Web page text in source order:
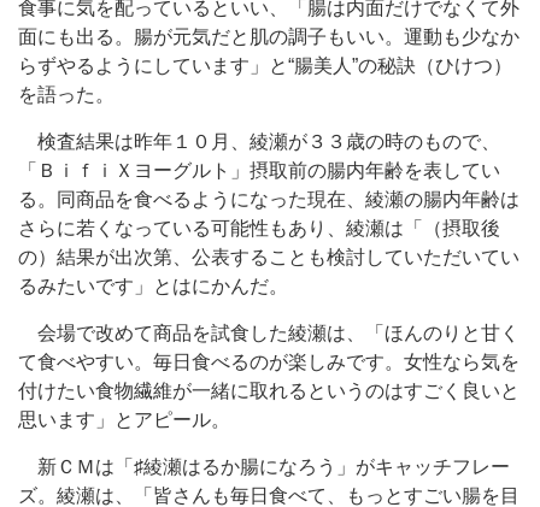
食事に気を配っているといい、「腸は内面だけでなくて外
面にも出る。腸が元気だと肌の調子もいい。運動も少なか
らずやるようにしています」と“腸美人”の秘訣（ひけつ）
を語った。
検査結果は昨年１０月、綾瀬が３３歳の時のもので、
「ＢｉｆｉＸヨーグルト」摂取前の腸内年齢を表してい
る。同商品を食べるようになった現在、綾瀬の腸内年齢は
さらに若くなっている可能性もあり、綾瀬は「（摂取後
の）結果が出次第、公表することも検討していただいてい
るみたいです」とはにかんだ。
会場で改めて商品を試食した綾瀬は、「ほんのりと甘く
て食べやすい。毎日食べるのが楽しみです。女性なら気を
付けたい食物繊維が一緒に取れるというのはすごく良いと
思います」とアピール。
新ＣＭは「♯綾瀬はるか腸になろう」がキャッチフレー
ズ。綾瀬は、「皆さんも毎日食べて、もっとすごい腸を目